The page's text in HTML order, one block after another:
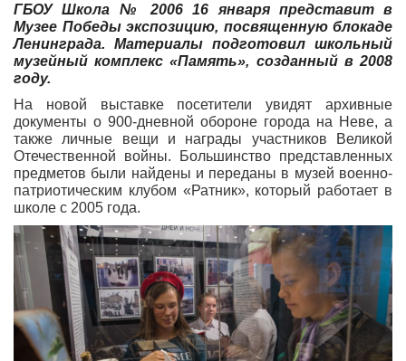
ГБОУ Школа № 2006 16 января представит в
Музее Победы экспозицию, посвященную блокаде
Ленинграда. Материалы подготовил школьный
музейный комплекс «Память», созданный в 2008
году.
На новой выставке посетители увидят архивные
документы о 900-дневной обороне города на Неве, а
также личные вещи и награды участников Великой
Отечественной войны. Большинство представленных
предметов были найдены и переданы в музей военно-
патриотическим клубом «Ратник», который работает в
школе с 2005 года.